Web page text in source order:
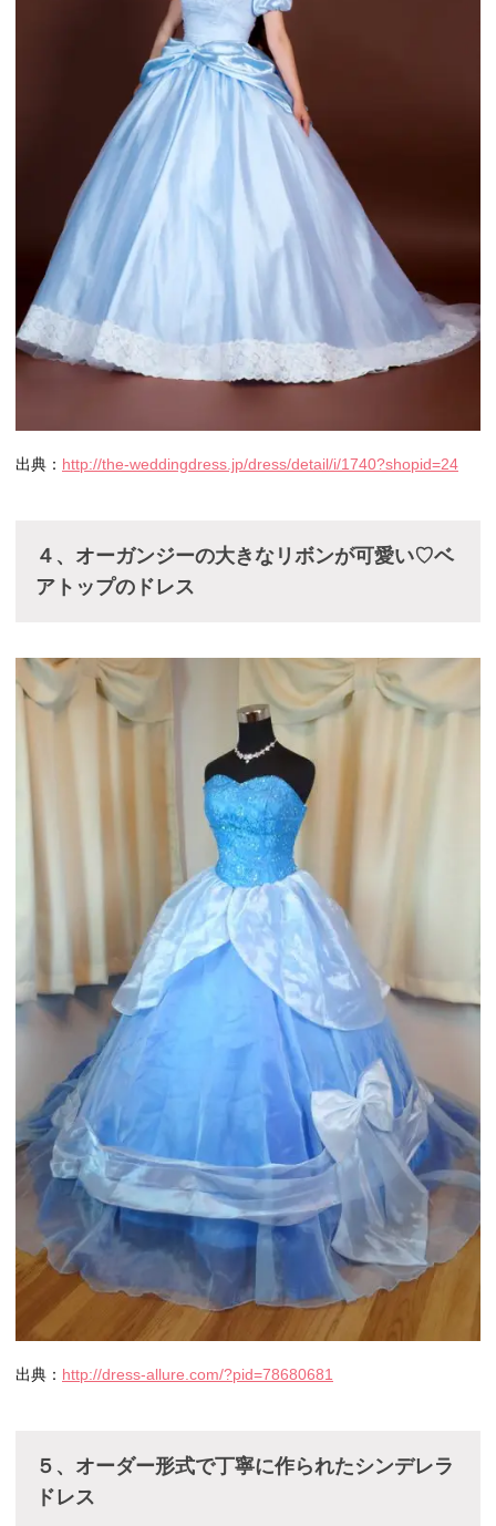
出典： http://the-weddingdress.jp/dress/detail/i/1740?shopid=24
４、オーガンジーの大きなリボンが可愛い♡ベ
アトップのドレス
出典： http://dress-allure.com/?pid=78680681
５、オーダー形式で丁寧に作られたシンデレラ
ドレス